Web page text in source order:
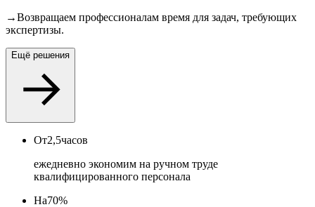
→Возвращаем профессионалам время для задач, требующих
экспертизы.
Ещё решения
От2,5часов
ежедневно экономим на ручном труде
квалифицированного персонала
На70%